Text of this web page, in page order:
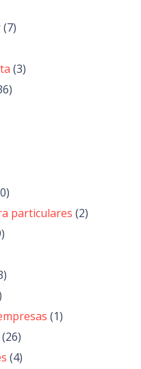
(7)
(3)
particulares (2)
(1)
(26)
(4)